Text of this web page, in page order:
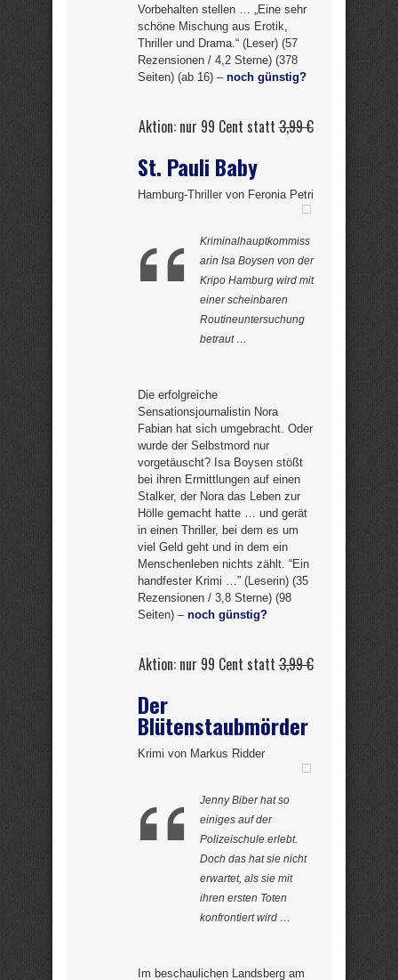
Vorbehalten stellen … „Eine sehr
schöne Mischung aus Erotik,
Thriller und Drama.“ (Leser) (57
Rezensionen / 4,2 Sterne) (378
Seiten) (ab 16) – noch günstig?
Aktion: nur 99 Cent statt3,99 €
St. Pauli Baby
Hamburg-Thriller von Feronia Petri
Kriminalhauptkommiss
arin Isa Boysen von der
Kripo Hamburg wird mit
einer scheinbaren
Routineuntersuchung
betraut …
Die erfolgreiche
Sensationsjournalistin Nora
Fabian hat sich umgebracht. Oder
wurde der Selbstmord nur
vorgetäuscht? Isa Boysen stößt
bei ihren Ermittlungen auf einen
Stalker, der Nora das Leben zur
Hölle gemacht hatte … und gerät
in einen Thriller, bei dem es um
viel Geld geht und in dem ein
Menschenleben nichts zählt. “Ein
handfester Krimi …” (Leserin) (35
Rezensionen / 3,8 Sterne) (98
Seiten) – noch günstig?
Aktion: nur 99 Cent statt3,99 €
Der
Blütenstaubmörder
Krimi von Markus Ridder
Jenny Biber hat so
einiges auf der
Polizeischule erlebt.
Doch das hat sie nicht
erwartet, als sie mit
ihren ersten Toten
konfrontiert wird …
Im beschaulichen Landsberg am